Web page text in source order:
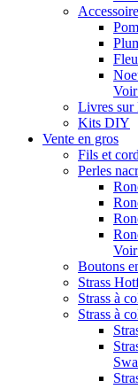
Voir
Livres sur
Kits DIY
Vente en gros
Fils et
Perles
Voir
Boutons
Strass
Strass à
Strass à